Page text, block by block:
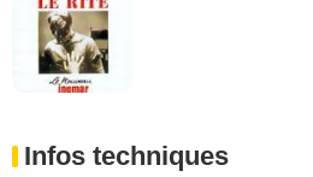
Infos techniques